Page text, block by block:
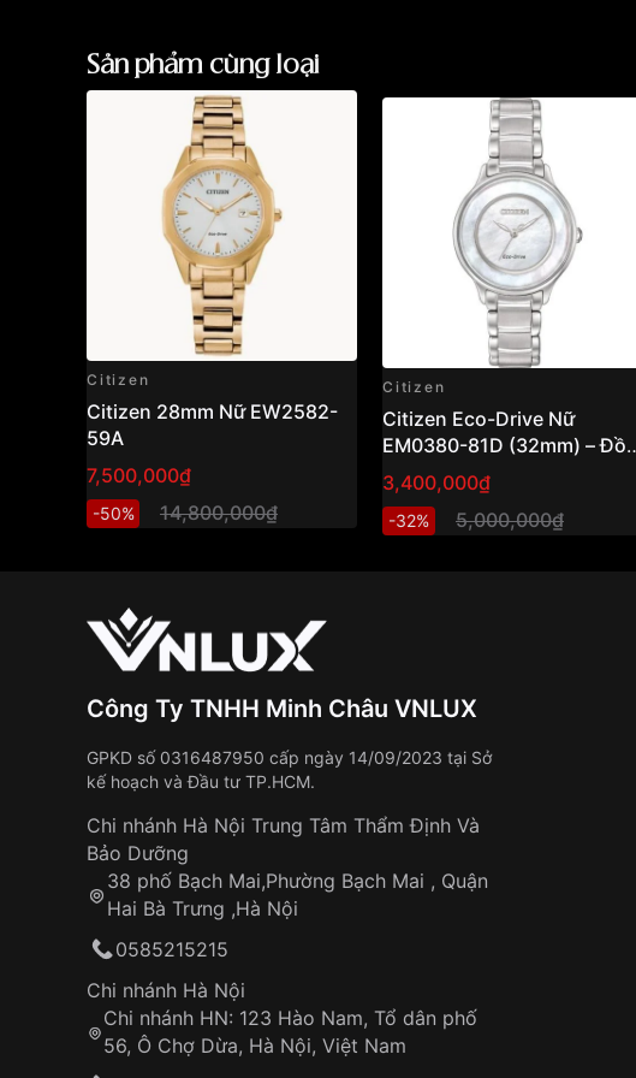
Sản phẩm cùng loại
Citizen
Citizen 28mm Nữ EW2582-
59A
7,500,000₫
-50% 14,800,000₫
Citizen
Citizen Eco-Drive Nữ
EM0380-81D (32mm) –
hồ nữ năng lượng ánh sáng,
mặt xà cừ sang trọng
3,400,000₫
-32% 5,000,000₫
Công Ty TNHH Minh Châu VNLUX
GPKD số 0316487950 cấp ngày 14/09/2023 tại Sở
kế hoạch và Đầu tư TP.HCM.
Chi nhánh Hà Nội Trung Tâm Thẩm Định Và
Bảo Dưỡng
38 phố Bạch Mai,Phường Bạch Mai , Quận
Hai Bà Trưng ,Hà Nội
0585215215
Chi nhánh Hà Nội
Chi nhánh HN: 123 Hào Nam, Tổ dân phố
56, Ô Chợ Dừa, Hà Nội, Việt Nam